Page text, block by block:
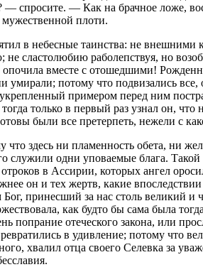
спросите. — Как на брачное ложе,
мужественной плоти.
в небесные таинства: не
раболепствуя, но
вместе с отошедшими!
потому что подвизались
примером перед ним
только в первый раз узнал он,
были все претерпеть, нежели с
здесь ни пламенность обета, ни
служили одни уповаемые блага.
в Ассирии, которых ангел
он и тех жертв, какие
принесший за нас столь великий
как будто бы сама была
отеческого закона, или
в удивление; потому что
хвалил отца своего Селевка за